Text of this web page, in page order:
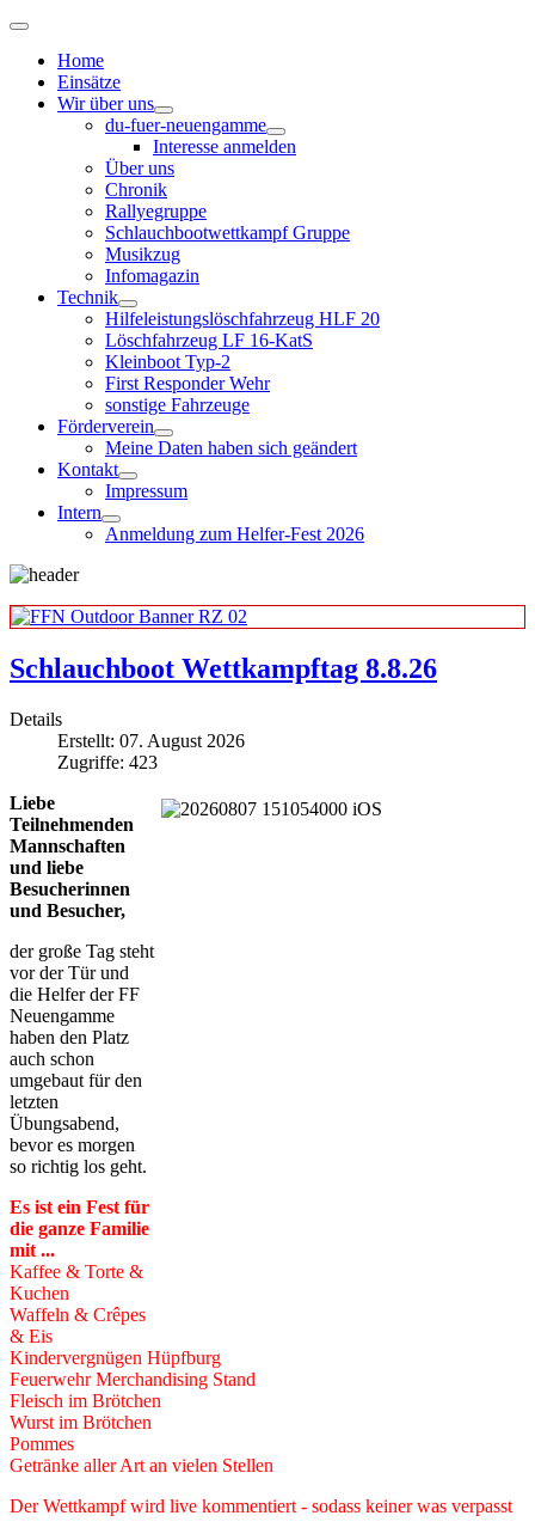
Home
Einsätze
Wir über uns
du-fuer-neuengamme
Interesse anmelden
Über uns
Chronik
Rallyegruppe
Schlauchbootwettkampf Gruppe
Musikzug
Infomagazin
Technik
Hilfeleistungslöschfahrzeug HLF 20
Löschfahrzeug LF 16-KatS
Kleinboot Typ-2
First Responder Wehr
sonstige Fahrzeuge
Förderverein
Meine Daten haben sich geändert
Kontakt
Impressum
Intern
Anmeldung zum Helfer-Fest 2026
Schlauchboot Wettkampftag 8.8.26
Details
Erstellt: 07. August 2026
Zugriffe: 423
Liebe
Teilnehmenden
Mannschaften
und liebe
Besucherinnen
und Besucher,
der große Tag steht
vor der Tür und
die Helfer der FF
Neuengamme
haben den Platz
auch schon
umgebaut für den
letzten
Übungsabend,
bevor es morgen
so richtig los geht.
Es ist ein Fest für
die ganze Familie
mit ...
Kaffee & Torte &
Kuchen
Waffeln & Crêpes
& Eis
Kindervergnügen Hüpfburg
Feuerwehr Merchandising Stand
Fleisch im Brötchen
Wurst im Brötchen
Pommes
Getränke aller Art an vielen Stellen
Der Wettkampf wird live kommentiert - sodass keiner was verpasst